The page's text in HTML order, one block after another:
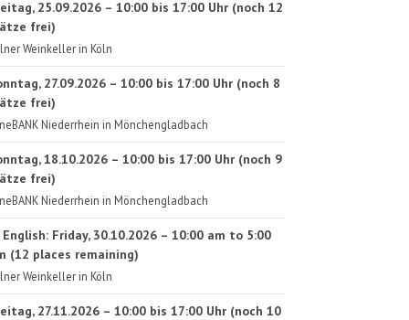
25.09.2026 – 10:00 bis 17:00 Uhr (noch 12
frei)
Weinkeller in Köln
27.09.2026 – 10:00 bis 17:00 Uhr (noch 8
frei)
Niederrhein in Mönchengladbach
18.10.2026 – 10:00 bis 17:00 Uhr (noch 9
frei)
Niederrhein in Mönchengladbach
English: Friday, 30.10.2026 – 10:00 am to 5:00
(12 places remaining)
Weinkeller in Köln
27.11.2026 – 10:00 bis 17:00 Uhr (noch 10